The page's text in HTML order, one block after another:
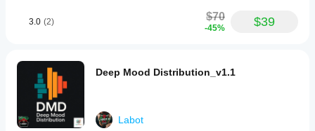
3.0 (2) $70
-45% $39
Deep Mood Distribution_v1.1
Labot